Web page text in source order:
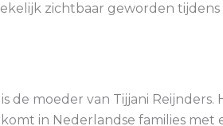
zichtbaar geworden
de moeder van Tijjani Reijnders.
in Nederlandse families met